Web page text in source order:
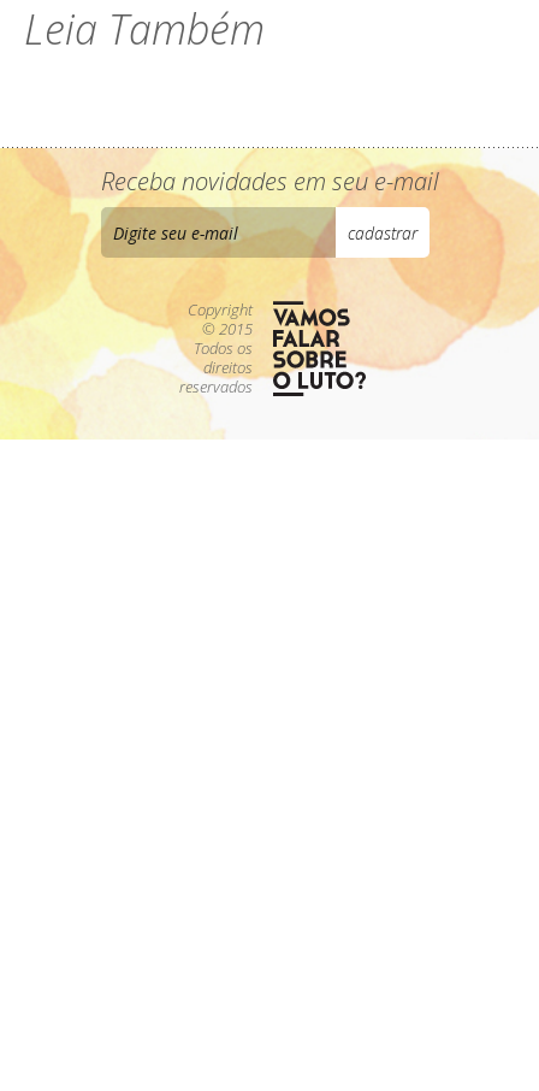
Leia Também
Copyright
© 2015
Todos os
direitos
reservados
Receba novidades em seu e-mail